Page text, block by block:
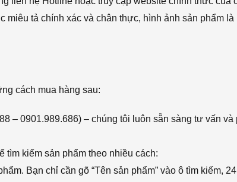
miêu tả chính xác và chân thực, hình ảnh sản phẩm
cách mua hàng sau:
– 0901.989.686) – chúng tôi luôn sẵn sàng tư vấn và
tìm kiếm sản phẩm theo nhiều cách:
Bạn chỉ cần gõ “Tên sản phẩm” vào ô tìm kiếm,